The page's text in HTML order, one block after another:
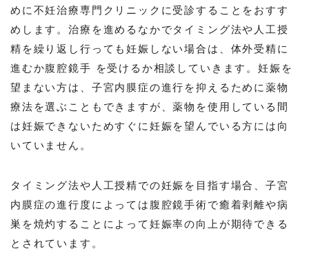
めに不妊治療専門クリニックに受診することをおすす
めします。治療を進めるなかでタイミング法や人工授
精を繰り返し行っても妊娠しない場合は、体外受精に
進むか腹腔鏡手 を受けるか相談していきます。妊娠を
望まない方は、子宮内膜症の進行を抑えるために薬物
療法を選ぶこともできますが、薬物を使用している間
は妊娠できないためすぐに妊娠を望んでいる方には向
いていません。
タイミング法や人工授精での妊娠を目指す場合、子宮
内膜症の進行度によっては腹腔鏡手術で癒着剥離や病
巣を焼灼することによって妊娠率の向上が期待できる
とされています。